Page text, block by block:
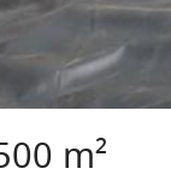
m²